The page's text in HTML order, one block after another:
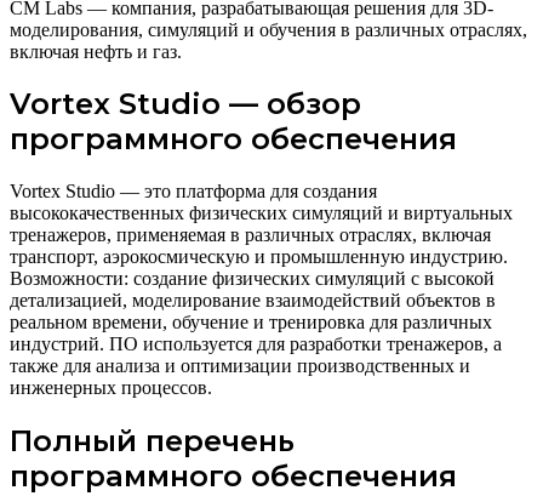
CM Labs — компания, разрабатывающая решения для 3D-
моделирования, симуляций и обучения в различных отраслях,
включая нефть и газ.
Vortex Studio — обзор
программного обеспечения
Vortex Studio — это платформа для создания
высококачественных физических симуляций и виртуальных
тренажеров, применяемая в различных отраслях, включая
транспорт, аэрокосмическую и промышленную индустрию.
Возможности: создание физических симуляций с высокой
детализацией, моделирование взаимодействий объектов в
реальном времени, обучение и тренировка для различных
индустрий. ПО используется для разработки тренажеров, а
также для анализа и оптимизации производственных и
инженерных процессов.
Полный перечень
программного обеспечения